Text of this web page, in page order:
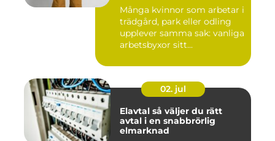
Många kvinnor som arbetar i
trädgård, park eller odling
upplever samma sak: vanliga
arbetsbyxor sitt...
02. jul
Elavtal så väljer du rätt
avtal i en snabbrörlig
elmarknad